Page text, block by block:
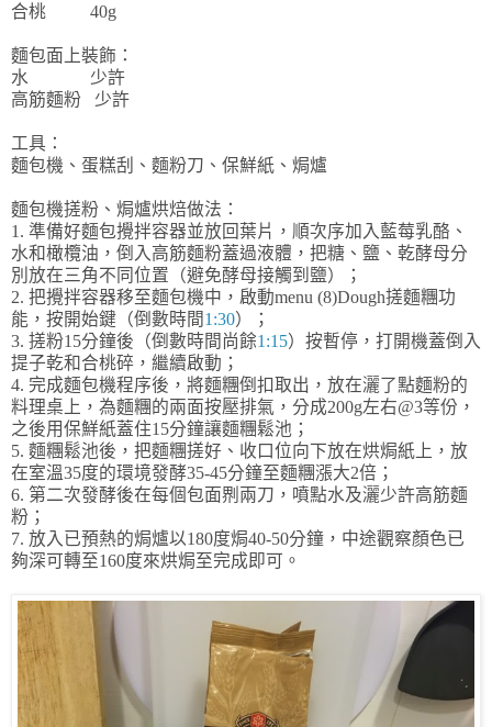
合桃 40g
麵包面上裝飾：
水 少許
高筋麵粉 少許
工具：
麵包機、蛋糕刮、麵粉刀、保鮮紙、焗爐
麵包機搓粉、焗爐烘焙做法：
1. 準備好麵包攪拌容器並放回葉片，順次序加入藍莓乳酪、
水和橄欖油，倒入高筋麵粉蓋過液體，把糖、鹽、乾酵母分
別放在三角不同位置（避免酵母接觸到鹽）；
2. 把攪拌容器移至麵包機中，啟動menu (8)Dough搓麵糰功
能，按開始鍵（倒數時間1:30）；
3. 搓粉15分鐘後（倒數時間尚餘1:15）按暫停，打開機蓋倒入
提子乾和合桃碎，繼續啟動；
4. 完成麵包機程序後，將麵糰倒扣取出，放在灑了點麵粉的
料理桌上，為麵糰的兩面按壓排氣，分成200g左右@3等份，
之後用保鮮紙蓋住15分鐘讓麵糰鬆池；
5. 麵糰鬆池後，把麵糰搓好、收口位向下放在烘焗紙上，放
在室溫35度的環境發酵35-45分鐘至麵糰漲大2倍；
6. 第二次發酵後在每個包面𠝹兩刀，噴點水及灑少許高筋麵
粉；
7. 放入已預熱的焗爐以180度焗40-50分鐘，中途觀察顏色已
夠深可轉至160度來烘焗至完成即可。